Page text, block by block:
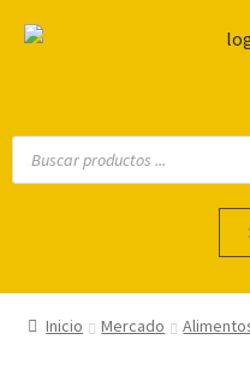
Inicio Mercado